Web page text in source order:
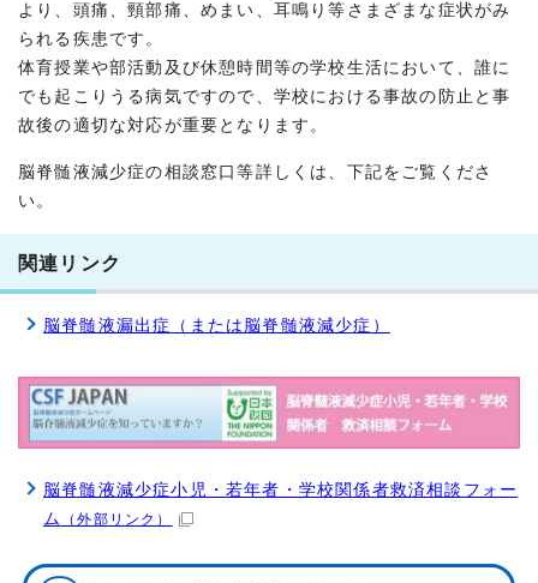
より、頭痛、頸部痛、めまい、耳鳴り等さまざまな症状がみ
られる疾患です。
体育授業や部活動及び休憩時間等の学校生活において、誰に
でも起こりうる病気ですので、学校における事故の防止と事
故後の適切な対応が重要となります。
脳脊髄液減少症の相談窓口等詳しくは、下記をご覧くださ
い。
関連リンク
脳脊髄液漏出症（または脳脊髄液減少症）
脳脊髄液減少症小児・若年者・学校関係者救済相談フォー
ム
（外部リンク）